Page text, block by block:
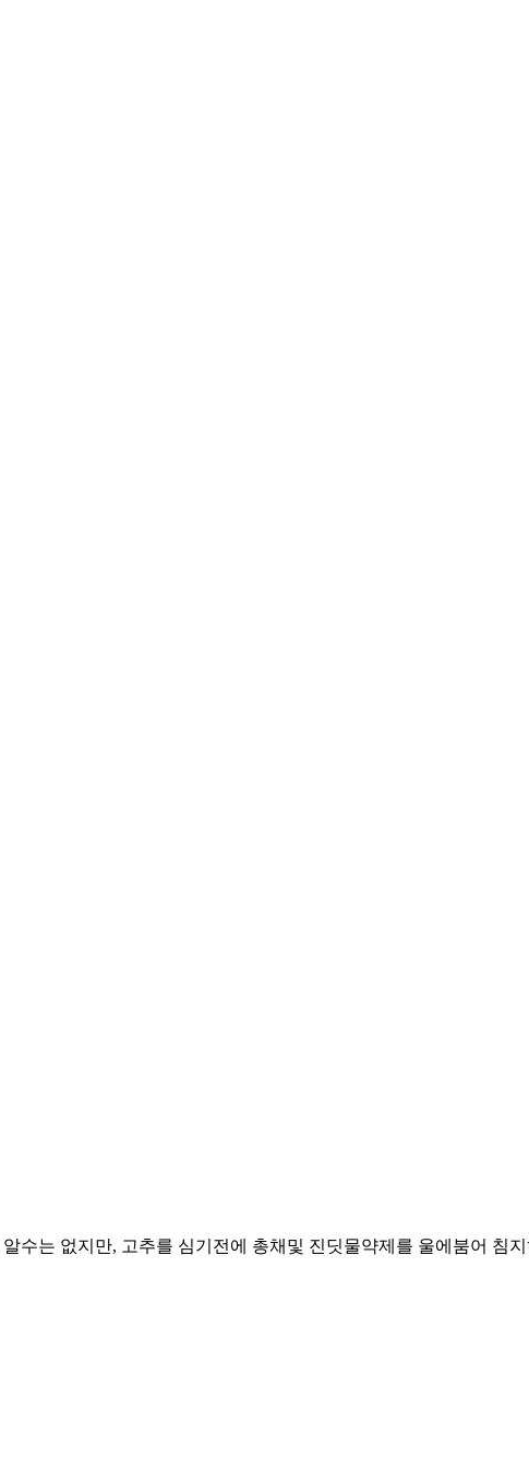
수는 없지만, 고추를 심기전에 총채및 진딧물약제를 울에붐어 침